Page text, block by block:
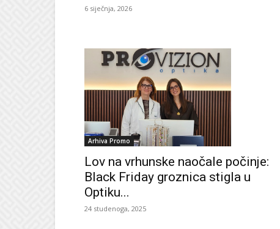
6 siječnja, 2026
Arhiva Promo
Lov na vrhunske naočale počinje:
Black Friday groznica stigla u
Optiku...
24 studenoga, 2025